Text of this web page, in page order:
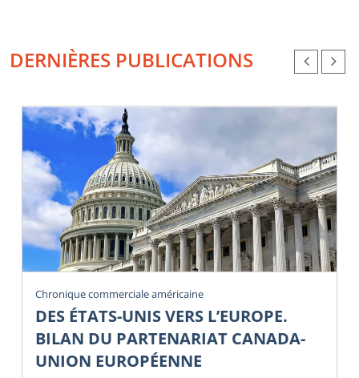
DERNIÈRES PUBLICATIONS
Chronique commerciale américaine
DES ÉTATS-UNIS VERS L’EUROPE.
BILAN DU PARTENARIAT CANADA-
UNION EUROPÉENNE